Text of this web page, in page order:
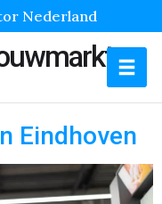
Nederland
Eindhoven